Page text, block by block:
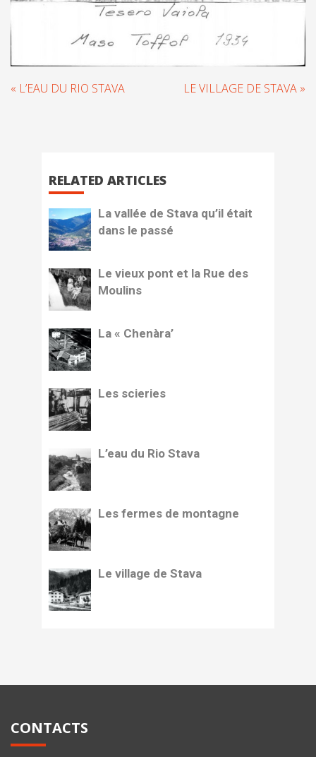
« L’EAU DU RIO STAVA LE VILLAGE DE STAVA »
RELATED ARTICLES
La vallée de Stava qu’il était
dans le passé
Le vieux pont et la Rue des
Moulins
La « Chenàra’
Les scieries
L’eau du Rio Stava
Les fermes de montagne
Le village de Stava
CONTACTS